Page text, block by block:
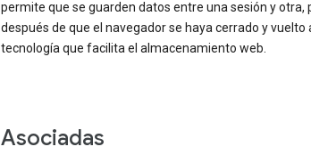
permite que se guarden datos entre una sesión y otra,
después de que el navegador se haya cerrado y vuelto
tecnología que facilita el almacenamiento web.
Asociadas